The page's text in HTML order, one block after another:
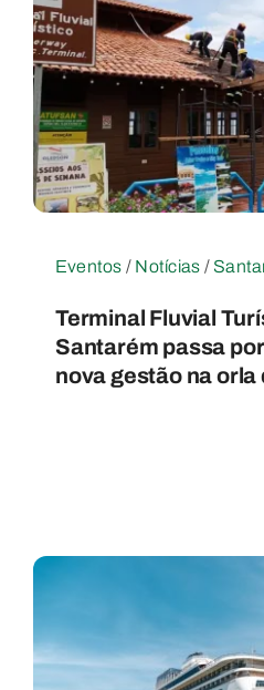
Eventos / Notícias /
Terminal Fluvial
Santarém passa
nova gestão na orla